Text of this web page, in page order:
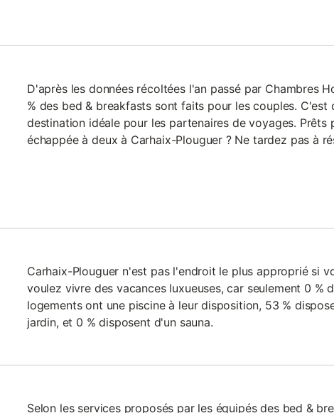
D'après les données récoltées l'an passé par Chambres
% des bed & breakfasts sont faits pour les couples. C'est
destination idéale pour les partenaires de voyages. Prêts
échappée à deux à Carhaix-Plouguer ? Ne tardez pas à
Carhaix-Plouguer n'est pas l'endroit le plus approprié si
voulez vivre des vacances luxueuses, car seulement 0 %
logements ont une piscine à leur disposition, 53 %
jardin, et 0 % disposent d'un sauna.
Selon les services proposés par les équipés des bed &